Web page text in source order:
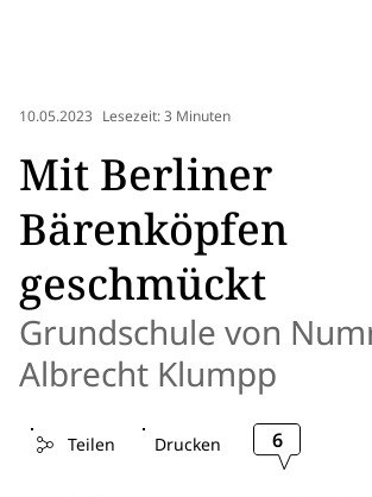
10.05.2023 Lesezeit: 3 Minuten
Mit Berliner
Bärenköpfen
geschmückt
Grundschule von
Albrecht Klumpp
Teilen Drucken 6